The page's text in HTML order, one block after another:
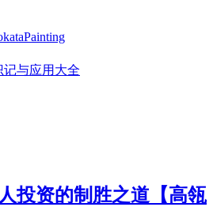
与应用大全
投资的制胜之道【高瓴